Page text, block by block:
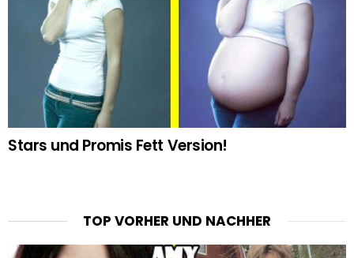
Stars und Promis Fett Version!
TOP VORHER UND NACHHER